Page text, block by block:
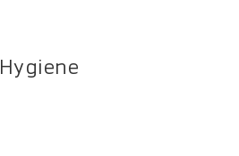
Hygiene